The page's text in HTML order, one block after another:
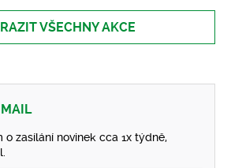
VŠECHNY AKCE
o zasílání novinek cca 1x týdně,